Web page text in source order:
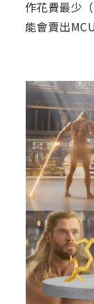
作花費最少
能會賣出